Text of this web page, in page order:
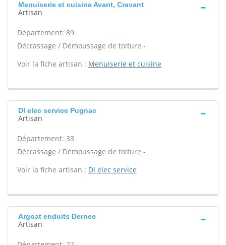
Menuiserie et cuisine Avant, Cravant
Artisan
Département: 89
Décrassage / Démoussage de toiture -
Voir la fiche artisan : Menuiserie et cuisine
Dl elec service Pugnac
Artisan
Département: 33
Décrassage / Démoussage de toiture -
Voir la fiche artisan : Dl elec service
Argoat enduits Dernec
Artisan